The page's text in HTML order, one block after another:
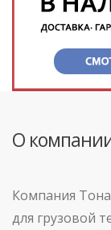
О
Компания
для грузовой